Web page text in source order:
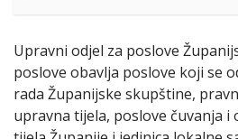
Upravni odjel za poslove
poslove obavlja poslove koji se
rada Županijske skupštine,
upravna tijela, poslove čuvanja i